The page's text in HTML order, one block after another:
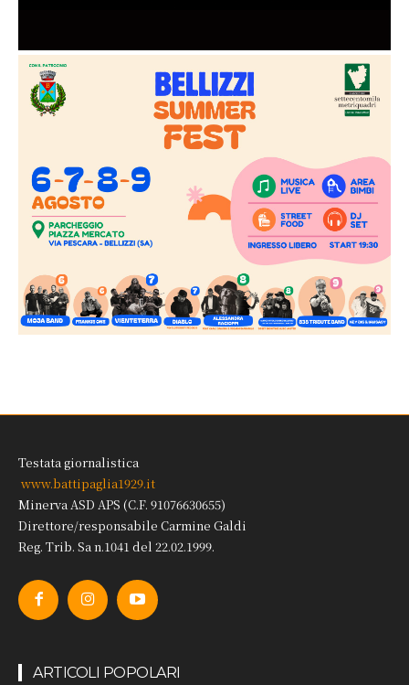
Testata giornalistica
www.battipaglia1929.it
Minerva ASD APS (C.F. 91076630655)
Direttore/responsabile Carmine Galdi
Reg. Trib. Sa n.1041 del 22.02.1999.
ARTICOLI POPOLARI